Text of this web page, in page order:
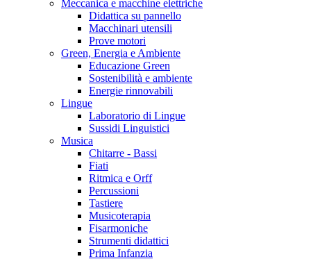
Meccanica e macchine elettriche
Didattica su pannello
Macchinari utensili
Prove motori
Green, Energia e Ambiente
Educazione Green
Sostenibilità e ambiente
Energie rinnovabili
Lingue
Laboratorio di Lingue
Sussidi Linguistici
Musica
Chitarre - Bassi
Fiati
Ritmica e Orff
Percussioni
Tastiere
Musicoterapia
Fisarmoniche
Strumenti didattici
Prima Infanzia